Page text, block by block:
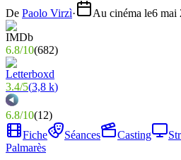
De Paolo Virzì· Au cinéma le6 mai
6.8/10(682)
3.4/5(3,8 k)
6.8/10(12)
Fiche
Séances Casting
Palmarès